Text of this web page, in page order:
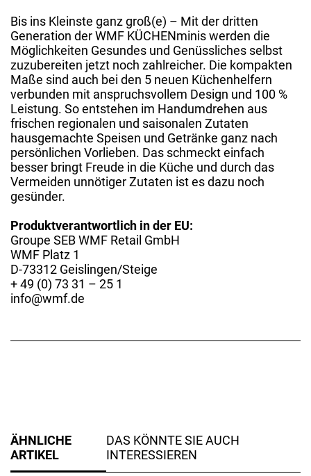
Bis ins Kleinste ganz groß(e) – Mit der dritten
Generation der WMF KÜCHENminis werden die
Möglichkeiten Gesundes und Genüssliches selbst
zuzubereiten jetzt noch zahlreicher. Die kompakten
Maße sind auch bei den 5 neuen Küchenhelfern
verbunden mit anspruchsvollem Design und 100 %
Leistung. So entstehen im Handumdrehen aus
frischen regionalen und saisonalen Zutaten
hausgemachte Speisen und Getränke ganz nach
persönlichen Vorlieben. Das schmeckt einfach
besser bringt Freude in die Küche und durch das
Vermeiden unnötiger Zutaten ist es dazu noch
gesünder.
Produktverantwortlich in der EU:
Groupe SEB WMF Retail GmbH
WMF Platz 1
D-73312 Geislingen/Steige
+ 49 (0) 73 31 – 25 1
info@wmf.de
ÄHNLICHE
ARTIKEL
DAS KÖNNTE SIE AUCH
INTERESSIEREN